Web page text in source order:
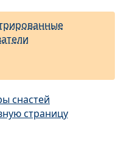
снастей
страницу